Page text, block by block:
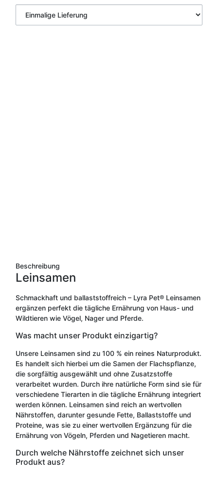
Beschreibung
Leinsamen
Schmackhaft und ballaststoffreich – Lyra Pet® Leinsamen
ergänzen perfekt die tägliche Ernährung von Haus- und
Wildtieren wie Vögel, Nager und Pferde.
Was macht unser Produkt einzigartig?
Unsere Leinsamen sind zu 100 % ein reines Naturprodukt.
Es handelt sich hierbei um die Samen der Flachspflanze,
die sorgfältig ausgewählt und ohne Zusatzstoffe
verarbeitet wurden. Durch ihre natürliche Form sind sie für
verschiedene Tierarten in die tägliche Ernährung integriert
werden können. Leinsamen sind reich an wertvollen
Nährstoffen, darunter gesunde Fette, Ballaststoffe und
Proteine, was sie zu einer wertvollen Ergänzung für die
Ernährung von Vögeln, Pferden und Nagetieren macht.
Durch welche Nährstoffe zeichnet sich unser
Produkt aus?